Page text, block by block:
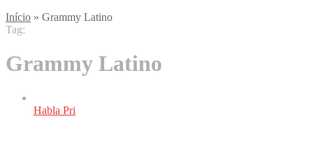
Início » Grammy Latino
Tag:
Grammy Latino
Habla Pri